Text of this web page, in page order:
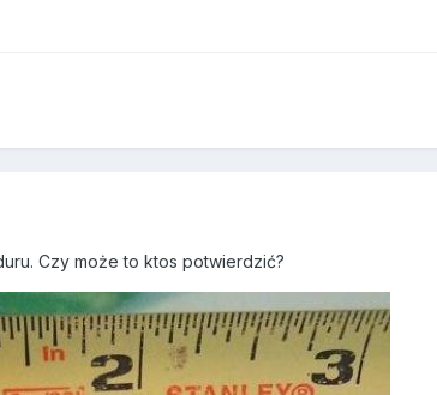
Czy może to ktos potwierdzić?